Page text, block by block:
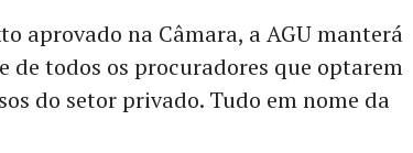
aprovado na Câmara, a AGU manterá
de todos os procuradores que optarem
do setor privado. Tudo em nome da